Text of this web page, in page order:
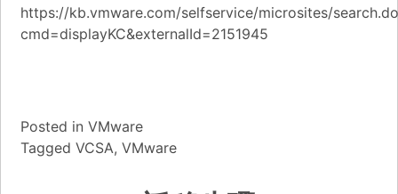
https://kb.vmware.com/selfservice/microsites/
cmd=displayKC&externalId=2151945
Posted in VMware
Tagged VCSA, VMware